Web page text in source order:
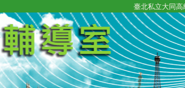
臺北私立大同高